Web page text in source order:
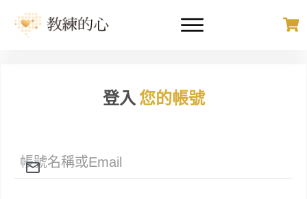
登入您的帳號